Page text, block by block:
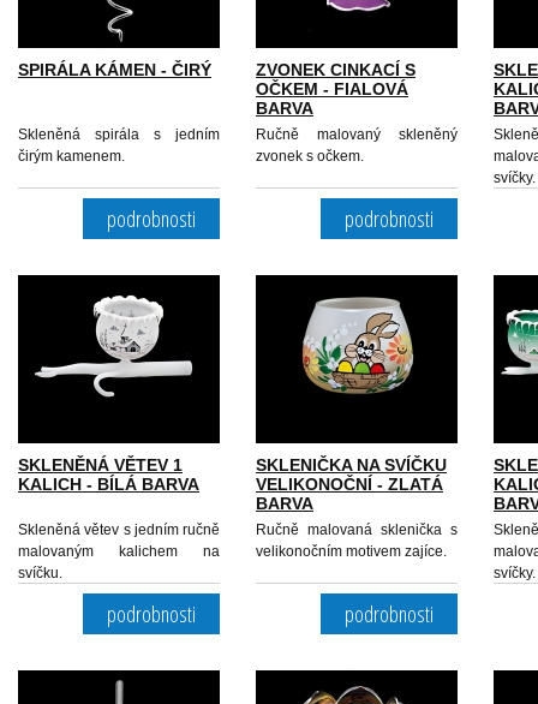
SPIRÁLA KÁMEN - ČIRÝ
Skleněná spirála s jedním
čirým kamenem.
podrobnosti
ZVONEK CINKACÍ S
OČKEM - FIALOVÁ
BARVA
Ručně malovaný skleněný
zvonek s očkem.
podrobnosti
svíčky.
SKLENĚNÁ VĚTEV 1
KALICH - BÍLÁ BARVA
Skleněná větev s jedním ručně
malovaným kalichem na
svíčku.
podrobnosti
SKLENIČKA NA SVÍČKU
VELIKONOČNÍ - ZLATÁ
BARVA
Ručně malovaná sklenička s
velikonočním motivem zajíce.
podrobnosti
svíčky.